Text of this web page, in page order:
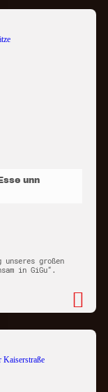
unn
großen
in GiGu“.